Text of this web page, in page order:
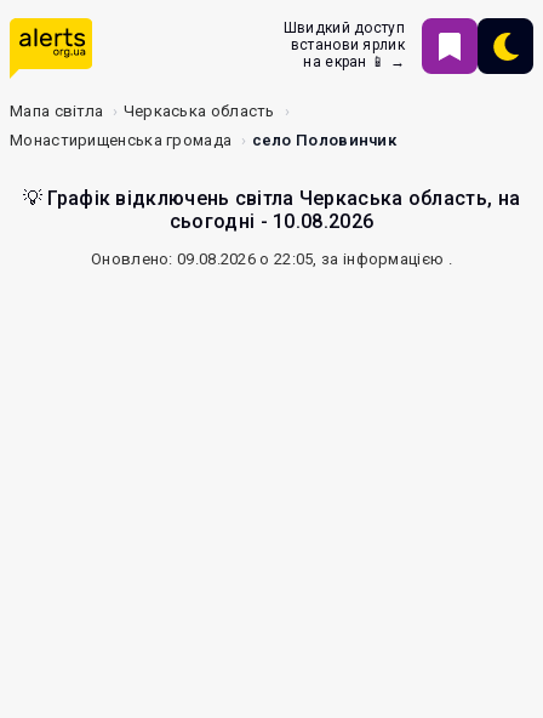
Швидкий доступ
встанови ярлик
на екран 📱 →
Мапа світла
Черкаська область
Монастирищенська громада
село Половинчик
💡 Графік відключень світла Черкаська область, на
сьогодні - 10.08.2026
Оновлено: 09.08.2026 о 22:05, за інформацією .